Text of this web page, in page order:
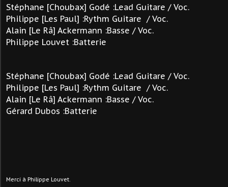
Stéphane [Choubax] Godé :Lead Guitare / Voc.
Philippe [Les Paul] :Rythm Guitare / Voc.
Alain [Le Râ] Ackermann :Basse / Voc.
Philippe Louvet :Batterie
Stéphane [Choubax] Godé :Lead Guitare / Voc.
Philippe [Les Paul] :Rythm Guitare / Voc.
Alain [Le Râ] Ackermann :Basse / Voc.
Gérard Dubos :Batterie
Merci à Philippe Louvet.